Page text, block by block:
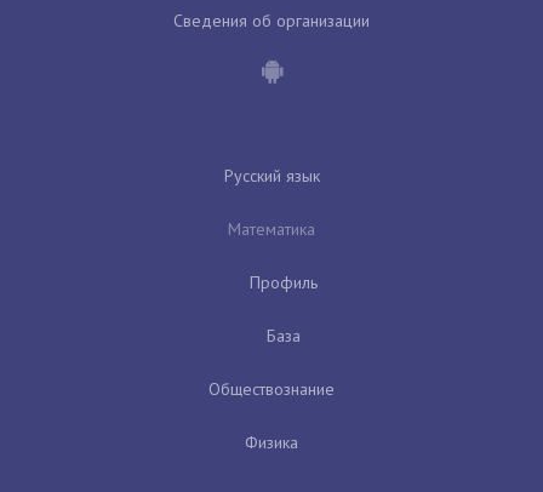
Сведения об организации
Русский язык
Математика
Профиль
База
Обществознание
Физика